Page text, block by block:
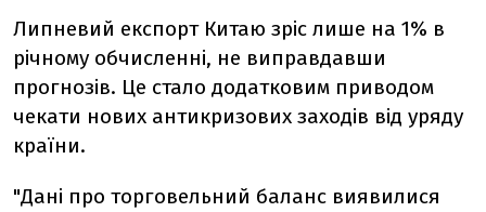
Липневий експорт Китаю зріс лише на 1% в
річному обчисленні, не виправдавши
прогнозів. Це стало додатковим приводом
чекати нових антикризових заходів від уряду
країни.
"Дані про торговельний баланс виявилися